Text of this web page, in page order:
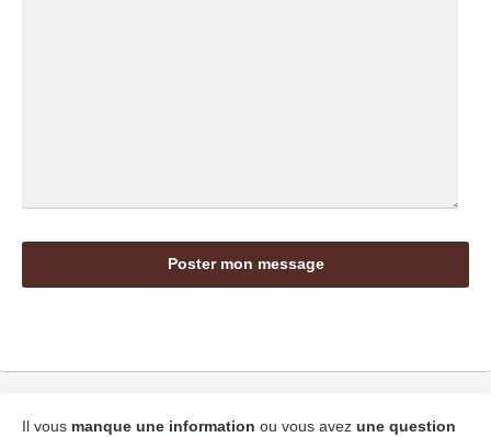
Il vous manque une information ou vous avez une question